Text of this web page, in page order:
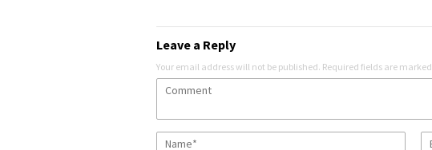
Leave a Reply
Your email address will not be published. Required fields are marked